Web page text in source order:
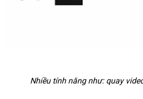
Nhiều tính năng như: quay